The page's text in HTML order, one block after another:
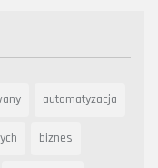
automatyzacja
biznes